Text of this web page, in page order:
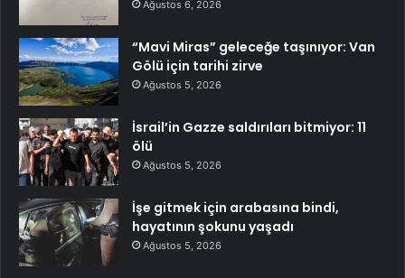
Ağustos 6, 2026
“Mavi Miras” geleceğe taşınıyor: Van
Gölü için tarihi zirve
Ağustos 5, 2026
İsrail’in Gazze saldırıları bitmiyor: 11
ölü
Ağustos 5, 2026
İşe gitmek için arabasına bindi,
hayatının şokunu yaşadı
Ağustos 5, 2026